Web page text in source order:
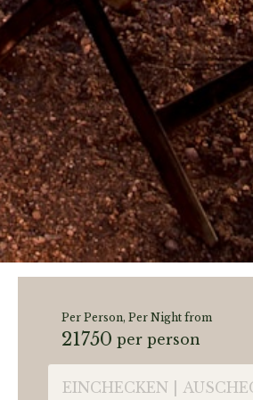
Per Person, Per Night from
21750 per person